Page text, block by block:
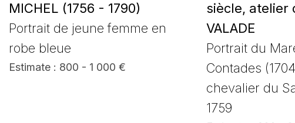
MICHEL (1756 - 1790)
Portrait de jeune femme en
robe bleue
Estimate : 800 - 1 000 €
siècle, atelier
VALADE
Portrait du
Contades
chevalier du
1759